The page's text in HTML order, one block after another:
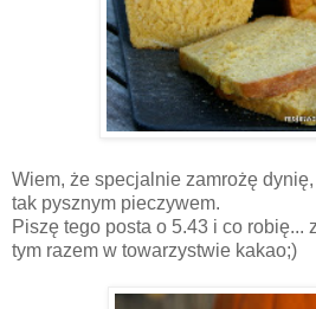
Wiem, że specjalnie zamrożę
tak pysznym pieczywem.
Piszę tego posta o 5.43 i co robię...
tym razem w towarzystwie kakao;)